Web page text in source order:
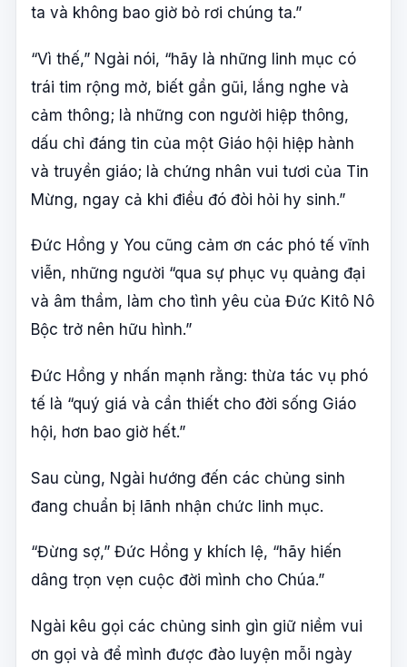
ta và không bao giờ bỏ rơi chúng ta.”
“Vì thế,” Ngài nói, “hãy là những linh mục có
trái tim rộng mở, biết gần gũi, lắng nghe và
cảm thông; là những con người hiệp thông,
dấu chỉ đáng tin của một Giáo hội hiệp hành
và truyền giáo; là chứng nhân vui tươi của Tin
Mừng, ngay cả khi điều đó đòi hỏi hy sinh.”
Đức Hồng y You cũng cảm ơn các phó tế vĩnh
viễn, những người “qua sự phục vụ quảng đại
và âm thầm, làm cho tình yêu của Đức Kitô Nô
Bộc trở nên hữu hình.”
Đức Hồng y nhấn mạnh rằng: thừa tác vụ phó
tế là “quý giá và cần thiết cho đời sống Giáo
hội, hơn bao giờ hết.”
Sau cùng, Ngài hướng đến các chủng sinh
đang chuẩn bị lãnh nhận chức linh mục.
“Đừng sợ,” Đức Hồng y khích lệ, “hãy hiến
dâng trọn vẹn cuộc đời mình cho Chúa.”
Ngài kêu gọi các chủng sinh gìn giữ niềm vui
ơn gọi và để mình được đào luyện mỗi ngày